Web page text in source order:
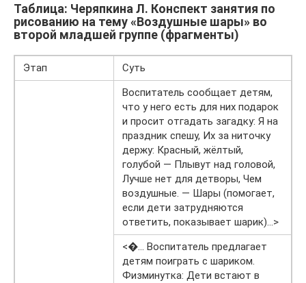
Таблица: Черяпкина Л. Конспект занятия по
рисованию на тему «Воздушные шары» во
второй младшей группе (фрагменты)
Этап Суть
Воспитатель сообщает детям,
что у него есть для них подарок
и просит отгадать загадку: Я на
праздник спешу, Их за ниточку
держу: Красный, жёлтый,
голубой — Плывут над головой,
Лучше нет для детворы, Чем
воздушные. — Шары (помогает,
если дети затрудняются
ответить, показывает шарик)…>
<�… Воспитатель предлагает
детям поиграть с шариком.
Физминутка: Дети встают в